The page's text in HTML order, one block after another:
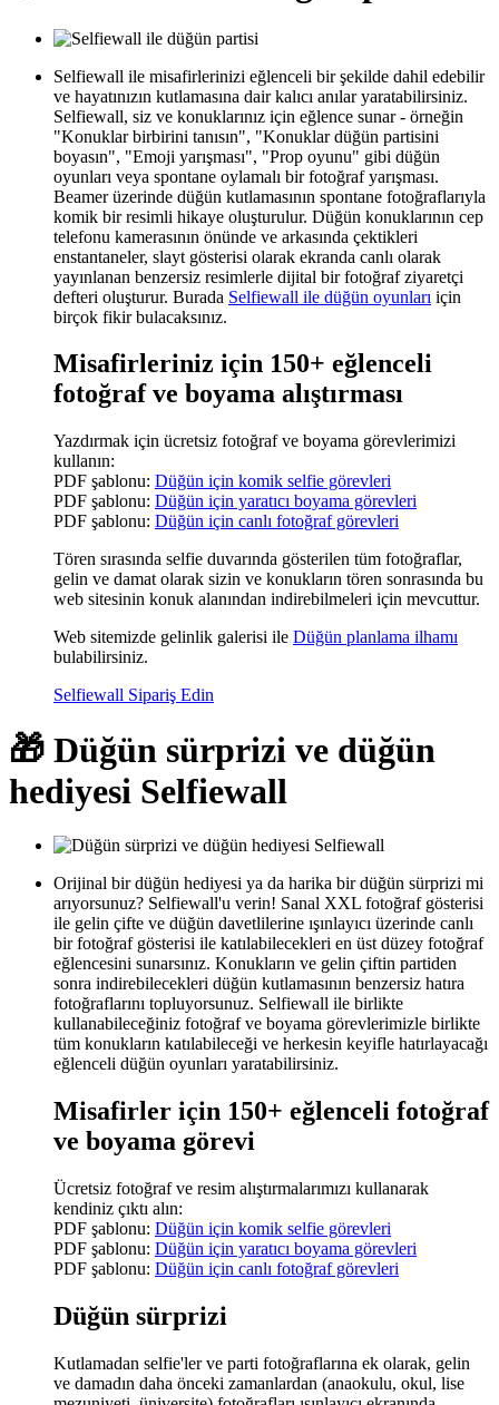
Selfiewall ile misafirlerinizi eğlenceli bir şekilde dahil edebilir
ve hayatınızın kutlamasına dair kalıcı anılar yaratabilirsiniz.
Selfiewall, siz ve konuklarınız için eğlence sunar - örneğin
"Konuklar birbirini tanısın", "Konuklar düğün partisini
boyasın", "Emoji yarışması", "Prop oyunu" gibi düğün
oyunları veya spontane oylamalı bir fotoğraf yarışması.
Beamer üzerinde düğün kutlamasının spontane fotoğraflarıyla
komik bir resimli hikaye oluşturulur. Düğün konuklarının cep
telefonu kamerasının önünde ve arkasında çektikleri
enstantaneler, slayt gösterisi olarak ekranda canlı olarak
yayınlanan benzersiz resimlerle dijital bir fotoğraf ziyaretçi
defteri oluşturur. Burada Selfiewall ile düğün oyunları için
birçok fikir bulacaksınız.
Misafirleriniz için 150+ eğlenceli
fotoğraf ve boyama alıştırması
Yazdırmak için ücretsiz fotoğraf ve boyama görevlerimizi
kullanın:
PDF şablonu: Düğün için komik selfie görevleri
PDF şablonu: Düğün için yaratıcı boyama görevleri
PDF şablonu: Düğün için canlı fotoğraf görevleri
Tören sırasında selfie duvarında gösterilen tüm fotoğraflar,
gelin ve damat olarak sizin ve konukların tören sonrasında bu
web sitesinin konuk alanından indirebilmeleri için mevcuttur.
Web sitemizde gelinlik galerisi ile Düğün planlama ilhamı
bulabilirsiniz.
Selfiewall Sipariş Edin
🎁 Düğün sürprizi ve düğün
hediyesi Selfiewall
Orijinal bir düğün hediyesi ya da harika bir düğün sürprizi mi
arıyorsunuz? Selfiewall'u verin! Sanal XXL fotoğraf gösterisi
ile gelin çifte ve düğün davetlilerine ışınlayıcı üzerinde canlı
bir fotoğraf gösterisi ile katılabilecekleri en üst düzey fotoğraf
eğlencesini sunarsınız. Konukların ve gelin çiftin partiden
sonra indirebilecekleri düğün kutlamasının benzersiz hatıra
fotoğraflarını topluyorsunuz. Selfiewall ile birlikte
kullanabileceğiniz fotoğraf ve boyama görevlerimizle birlikte
tüm konukların katılabileceği ve herkesin keyifle hatırlayacağı
eğlenceli düğün oyunları yaratabilirsiniz.
Misafirler için 150+ eğlenceli fotoğraf
ve boyama görevi
Ücretsiz fotoğraf ve resim alıştırmalarımızı kullanarak
kendiniz çıktı alın:
PDF şablonu: Düğün için komik selfie görevleri
PDF şablonu: Düğün için yaratıcı boyama görevleri
PDF şablonu: Düğün için canlı fotoğraf görevleri
Düğün sürprizi
Kutlamadan selfie'ler ve parti fotoğraflarına ek olarak, gelin
ve damadın daha önceki zamanlardan (anaokulu, okul, lise